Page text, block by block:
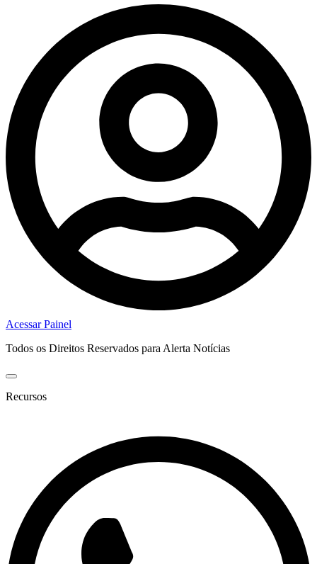
Acessar Painel
Todos os Direitos Reservados para Alerta Notícias
Recursos